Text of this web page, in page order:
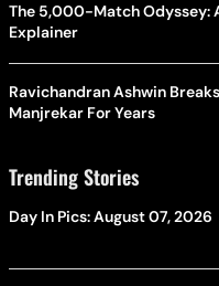
The 5,000-Match Odyssey:
Explainer
Ravichandran Ashwin
Manjrekar For Years
Trending Stories
Day In Pics: August 07, 2026